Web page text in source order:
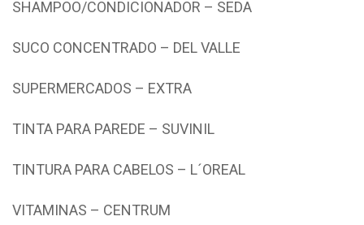
SHAMPOO/CONDICIONADOR – SEDA
SUCO CONCENTRADO – DEL VALLE
SUPERMERCADOS – EXTRA
TINTA PARA PAREDE – SUVINIL
TINTURA PARA CABELOS – L´OREAL
VITAMINAS – CENTRUM